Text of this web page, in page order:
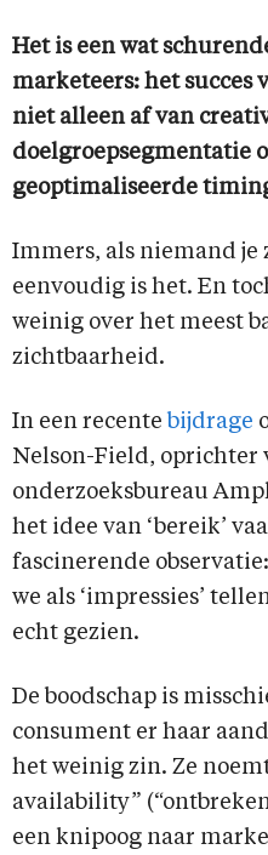
Het is een wat
marketeers: het succes
niet alleen af van
doelgroepsegmentatie
geoptimaliseerde
Immers, als niemand je
eenvoudig is het. En
weinig over het meest
zichtbaarheid.
In een recente bijdrage
Nelson-Field, oprichter
onderzoeksbureau
het idee van ‘bereik’
fascinerende
we als ‘impressies’
echt gezien.
De boodschap is
consument er haar
het weinig zin. Ze
availability”
een knipoog naar